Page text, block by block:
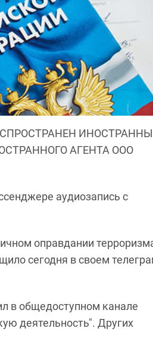
АГЕНТА ООО
аудиозапись с
оправдании
сегодня в своем
в общедоступном канале
деятельность". Других